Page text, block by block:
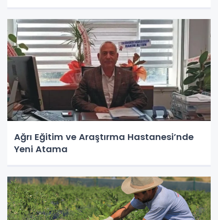
Ağrı Eğitim ve Araştırma Hastanesi’nde
Yeni Atama